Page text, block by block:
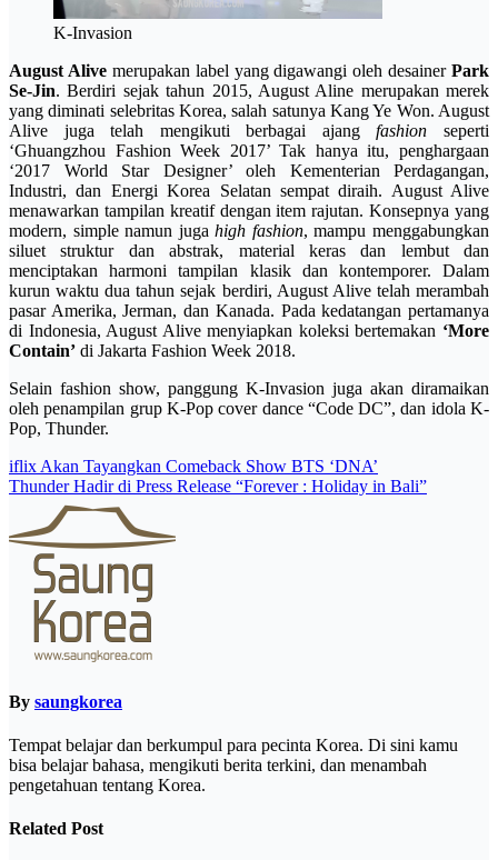
K-Invasion
August Alivemerupakan label yang digawangi oleh desainer Park
Se-Jin. Berdiri sejak tahun 2015, August Aline merupakan merek
yang diminati selebritas Korea, salah satunya Kang Ye Won. August
Alive juga telah mengikuti berbagai ajangfashionseperti
‘Ghuangzhou Fashion Week 2017’ Tak hanya itu, penghargaan
‘2017 World Star Designer’ oleh Kementerian Perdagangan,
Industri, dan Energi Korea Selatan sempat diraih. August Alive
menawarkan tampilan kreatif dengan item rajutan. Konsepnya yang
modern, simple namun jugahigh fashion, mampu menggabungkan
siluet struktur dan abstrak, material keras dan lembut dan
menciptakan harmoni tampilan klasik dan kontemporer. Dalam
kurun waktu dua tahun sejak berdiri, August Alive telah merambah
pasar Amerika, Jerman, dan Kanada. Pada kedatangan pertamanya
di Indonesia, August Alive menyiapkan koleksi bertemakan ‘More
Contain’ di Jakarta Fashion Week 2018.
Selain fashion show, panggung K-Invasion juga akan diramaikan
oleh penampilan grup K-Pop cover dance “Code DC”, dan idola K-
Pop, Thunder.
Post
navigation
iflix Akan Tayangkan Comeback Show BTS ‘DNA’
Thunder Hadir di Press Release “Forever : Holiday in Bali”
By saungkorea
Tempat belajar dan berkumpul para pecinta Korea. Di sini kamu
bisa belajar bahasa, mengikuti berita terkini, dan menambah
pengetahuan tentang Korea.
Related Post